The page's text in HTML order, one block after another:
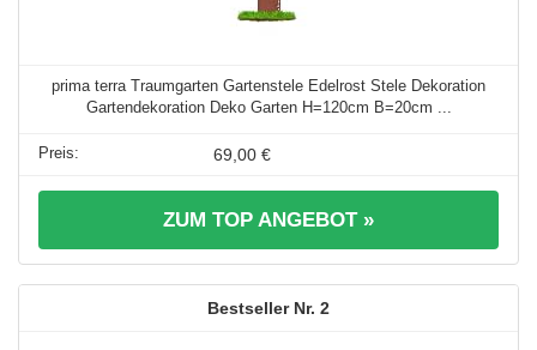
prima terra Traumgarten Gartenstele Edelrost Stele Dekoration
Gartendekoration Deko Garten H=120cm B=20cm ...
69,00 €
ZUM TOP ANGEBOT »
2